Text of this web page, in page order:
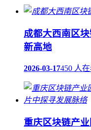
成都大西南区
新高地
2026-03-17450 人
重庆区块链产